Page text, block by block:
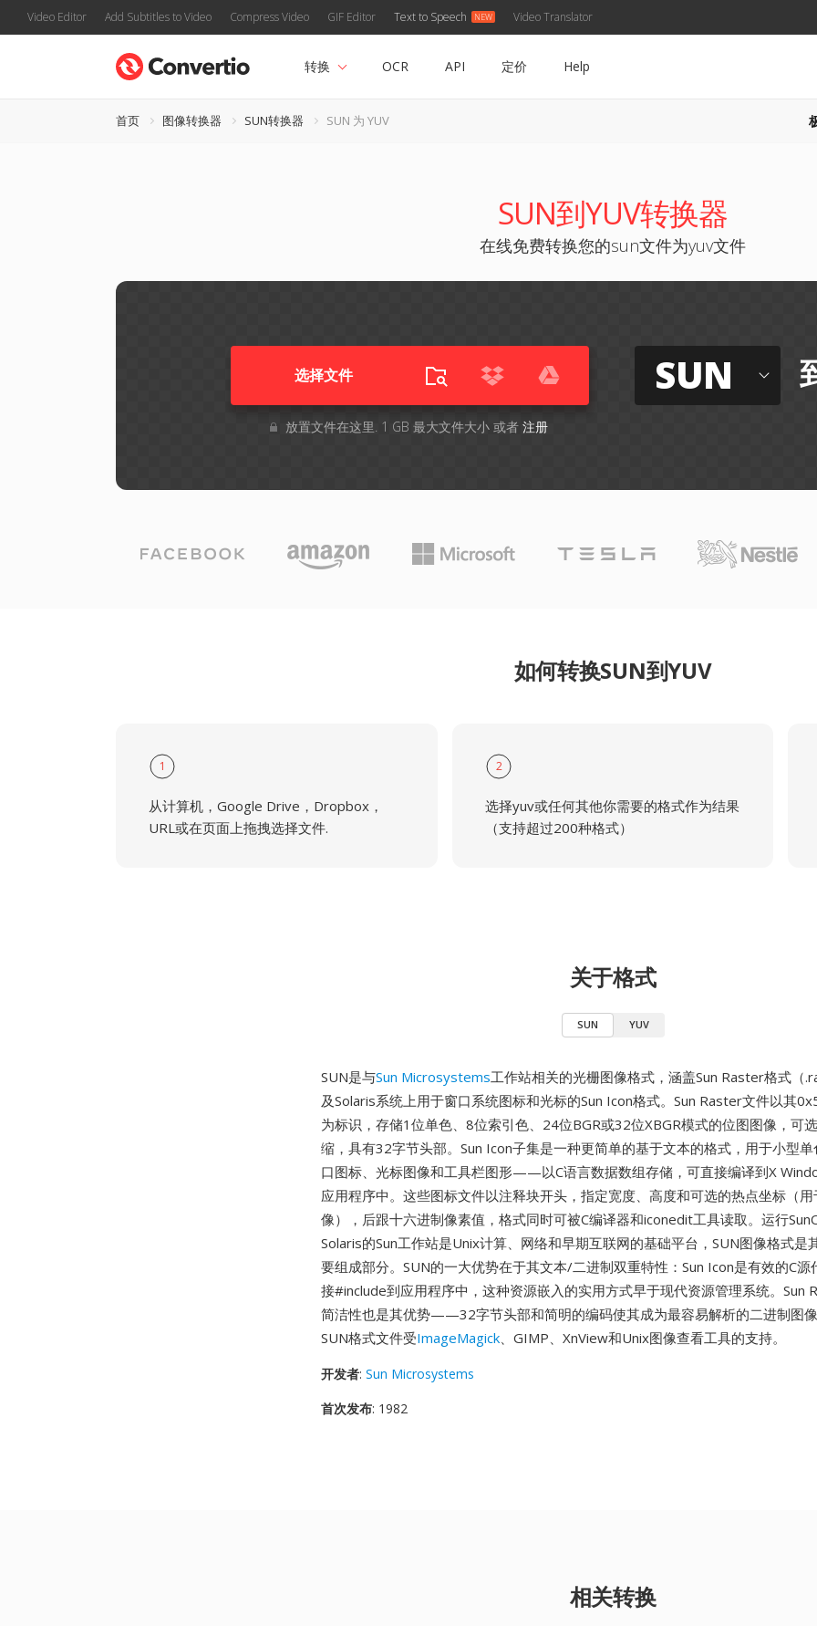
Video Editor Add Subtitles to Video Compress Video GIF Editor Text to Speech Video Translator
转换 OCR API 定价 Help
首页 图像转换器 SUN转换器 SUN 为 YUV
SUN到YUV转换器
在线免费转换您的sun文件为yuv文件
选择文件
放置文件在这里. 1 GB 最大文件大小 或者 注册
SUN
如何转换SUN到YUV
1
从计算机，Google Drive，Dropbox，
URL或在页面上拖拽选择文件.
2
选择yuv或任何其他你需要的格式作为结果
（支持超过200种格式）
关于格式
SUN YUV
SUN是与Sun Microsystems工作站相关的光栅图像格式，涵盖Sun Raster格式（
及Solaris系统上用于窗口系统图标和光标的Sun Icon格式。Sun Raster文件以其
为标识，存储1位单色、8位索引色、24位BGR或32位XBGR模式的位图图像，可
缩，具有32字节头部。Sun Icon子集是一种更简单的基于文本的格式，用于小型
口图标、光标图像和工具栏图形——以C语言数据数组存储，可直接编译到X
应用程序中。这些图标文件以注释块开头，指定宽度、高度和可选的热点坐标（
像），后跟十六进制像素值，格式同时可被C编译器和iconedit工具读取。运行
Solaris的Sun工作站是Unix计算、网络和早期互联网的基础平台，SUN图像格式是
要组成部分。SUN的一大优势在于其文本/二进制双重特性：Sun Icon是有效的C源
接#include到应用程序中，这种资源嵌入的实用方式早于现代资源管理系统。Sun
简洁性也是其优势——32字节头部和简明的编码使其成为最容易解析的二进制图
SUN格式文件受ImageMagick、GIMP、XnView和Unix图像查看工具的支持。
开发者: Sun Microsystems
首次发布: 1982
相关转换